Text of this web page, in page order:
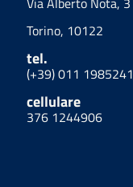
Torino, 10122
tel.
(+39) 011
cellulare
376 1244906